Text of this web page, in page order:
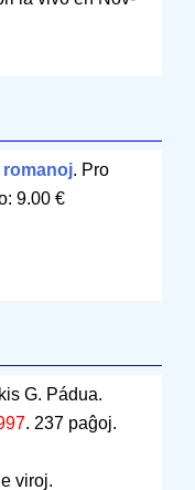
romanoj. Pro
9.00 €
G. Pádua.
. 237 paĝoj.
viroj.